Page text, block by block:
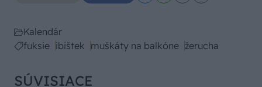
Kalendár
fuksie ibištek muškáty na balkóne žerucha
SÚVISIACE